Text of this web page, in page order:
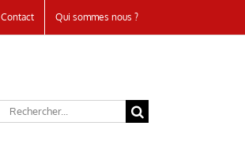
Contact Qui sommes nous ?
Rechercher: